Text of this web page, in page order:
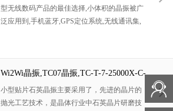
型无线数码产品的最佳选择,小体积的晶振被广
泛应用到,手机蓝牙,GPS定位系统,无线通讯集,
符合RoHS/无铅
Wi2Wi晶振,TC07晶振,TC-T-7-25000X-C-
N-D-3-R-X*晶振
小型贴片石英晶振主要采用了，先进的晶片的
抛光工艺技术，是晶体行业中石英晶片研磨技